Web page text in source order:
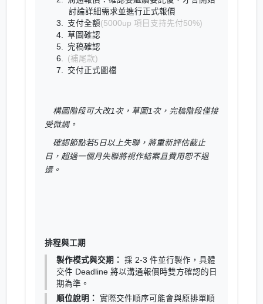
討論詳細需求並進行正式報價
支付全額(5000up 項目支持先付50%)
草圖確認
完稿確認
(補尾款)
交付正式圖檔
構圖階段可大改1次，草圖1次，完稿階段僅接
受微調。
確認節點若5日以上失聯，將重新評估截止
日，超過一個月失聯將視作結案且費用恕不退
還。
排程與工期
製作模式與交期： 採 2-3 件並行製作，具體
交件 Deadline 將以溝通報價時雙方確認的日
期為準。
順位說明： 實際交件順序可能會與原排單順